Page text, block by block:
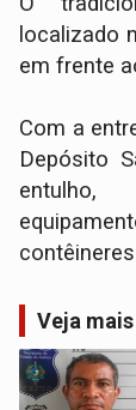
localizado
em frente
Com a
Depósito
entulho,
contêineres
Veja mais